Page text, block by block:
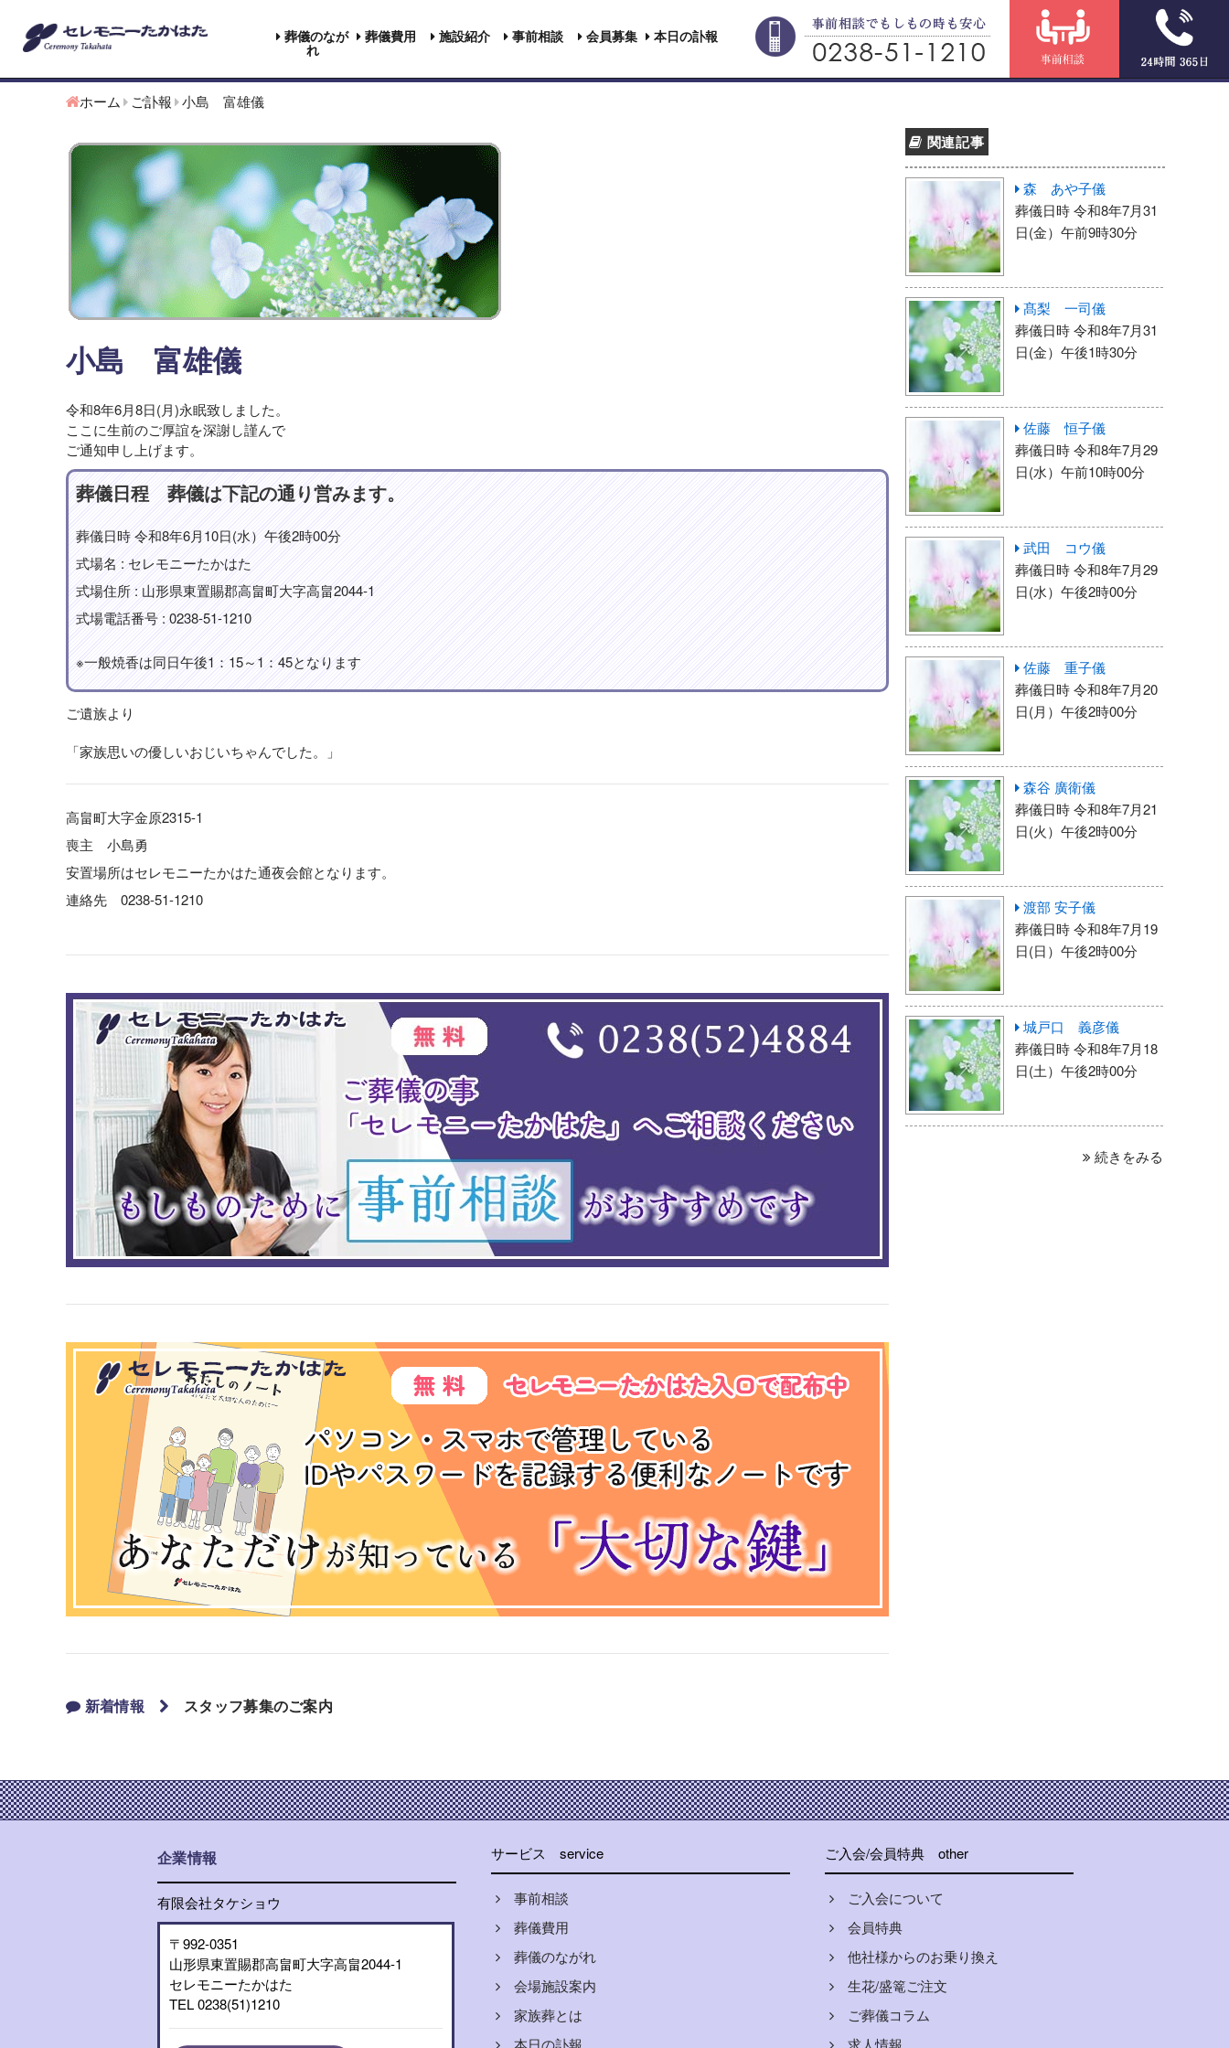
葬儀のなが
れ
葬儀費用 施設紹介 事前相談 会員募集 本日の訃報
ホーム ご訃報 小島 富雄儀
小島 富雄儀
令和8年6月8日(月)永眠致しました。
ここに生前のご厚誼を深謝し謹んで
ご通知申し上げます。
葬儀日程 葬儀は下記の通り営みます。
葬儀日時 令和8年6月10日(水）午後2時00分
式場名 : セレモニーたかはた
式場住所 : 山形県東置賜郡高畠町大字高畠2044-1
式場電話番号 : 0238-51-1210
※一般焼香は同日午後1：15～1：45となります
ご遺族より
「家族思いの優しいおじいちゃんでした。」
高畠町大字金原2315-1
喪主 小島勇
安置場所はセレモニーたかはた通夜会館となります。
連絡先 0238-51-1210
新着情報 スタッフ募集のご案内
関連記事
森 あや子儀
葬儀日時 令和8年7月31
日(金）午前9時30分
髙梨 一司儀
葬儀日時 令和8年7月31
日(金）午後1時30分
佐藤 恒子儀
葬儀日時 令和8年7月29
日(水）午前10時00分
武田 コウ儀
葬儀日時 令和8年7月29
日(水）午後2時00分
佐藤 重子儀
葬儀日時 令和8年7月20
日(月）午後2時00分
森谷 廣衛儀
葬儀日時 令和8年7月21
日(火）午後2時00分
渡部 安子儀
葬儀日時 令和8年7月19
日(日）午後2時00分
城戸口 義彦儀
葬儀日時 令和8年7月18
日(土）午後2時00分
続きをみる
企業情報
有限会社タケショウ
〒992-0351
山形県東置賜郡高畠町大字高畠2044-1
セレモニーたかはた
TEL 0238(51)1210
サービス service
事前相談
葬儀費用
葬儀のながれ
会場施設案内
家族葬とは
本日の訃報
ご入会/会員特典 other
ご入会について
会員特典
他社様からのお乗り換え
生花/盛篭ご注文
ご葬儀コラム
求人情報